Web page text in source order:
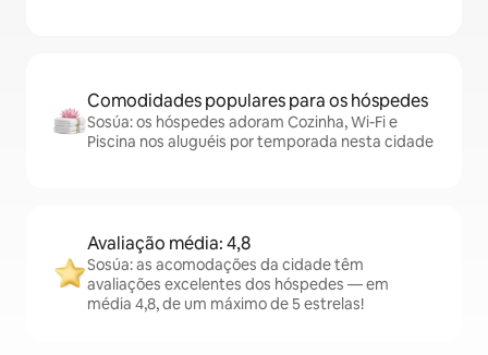
Comodidades populares para os hóspedes
Sosúa: os hóspedes adoram Cozinha, Wi-Fi e
Piscina nos aluguéis por temporada nesta cidade
Avaliação média: 4,8
Sosúa: as acomodações da cidade têm
avaliações excelentes dos hóspedes — em
média 4,8, de um máximo de 5 estrelas!